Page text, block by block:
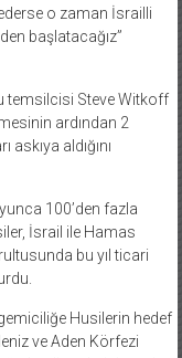
o zaman İsrailli
başlatacağız”
temsilcisi Steve Witkoff
ardından 2
aldığını
100’den fazla
İsrail ile Hamas
bu yıl ticari
Husilerin hedef
ve Aden Körfezi